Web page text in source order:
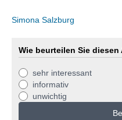
Simona Salzburg
Wie beurteilen Sie diesen
sehr interessant
informativ
unwichtig